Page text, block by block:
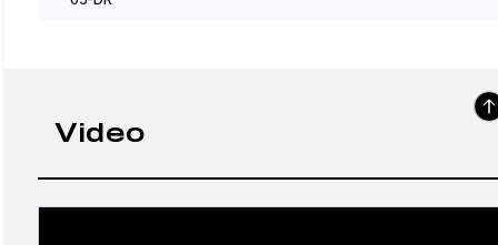
Video